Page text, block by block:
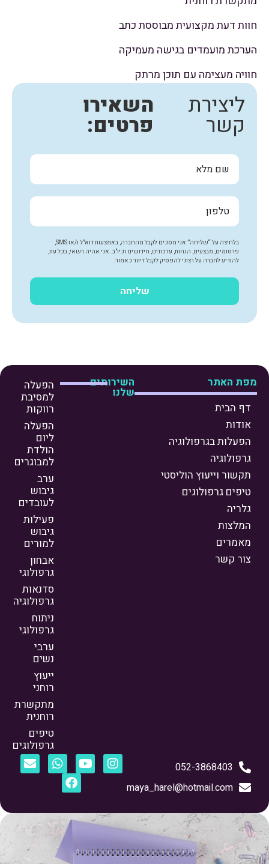
חוות דעת מקצועית מבוססת כתב
הערכת מועמדים בגישה מעמיקה
חוויה מעצימה עם תוכן מרתק
ליצירת
קשר
השאירו
פרטים:
בלחיצה על “שליחה” אני מסכים לקבל מהחברה, באמצעות דוא"ל ו/או SMS,
פרסומים, מבצעים, הנחות, עדכונים, חידושים וכיו"ב. אני אהיה רשאי, בכל עת,
להודיע לחברה על רצוני להפסיק לקבל דיוור כאמור.
שליחה
מפת האתר
דף הבית
אודות
הפעלות בגרפולוגיה
גרפולוגיה
תקשור וייעוץ הוליסטי
טיפים גרפולוגים
גלריה
המלצות
מאמרים
צור קשר
השירותים
שלנו
הפעלה
למסיבת
רווקות
הפעלה
ליום
הולדת
למבוגרים
ערב
גיבוש
לעובדים
פעילות
גיבוש
למורים
אבחון
גרפולוגי
סדנאות
גרפולוגיה
ניתוח
גרפולוגי
ערבי
נשים
ייעוץ
רוחני
מתקשרת
רוחנית
טיפים
גרפולוגים
052-3868403
maya_harel@hotmail.com